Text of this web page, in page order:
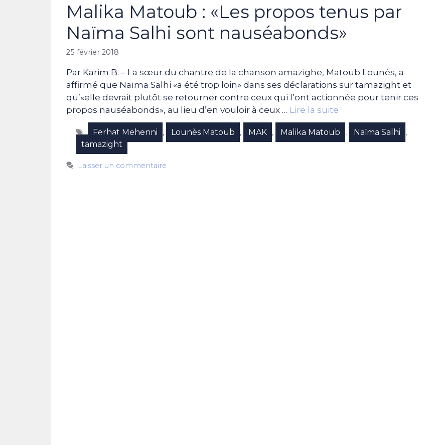
Malika Matoub : «Les propos tenus par
Naïma Salhi sont nauséabonds»
25 février 2018
Par Karim B. – La sœur du chantre de la chanson amazighe, Matoub Lounès, a
affirmé que Naïma Salhi «a été trop loin» dans ses déclarations sur tamazight et
qu’«elle devrait plutôt se retourner contre ceux qui l’ont actionnée pour tenir ces
propos nauséabonds», au lieu d’en vouloir à ceux … Lire la suite
Étiquettes
Ferhat Mehenni , Lounès Matoub , MAK , Malika Matoub , Naïma Salhi ,
tamazight
Laisser un commentaire